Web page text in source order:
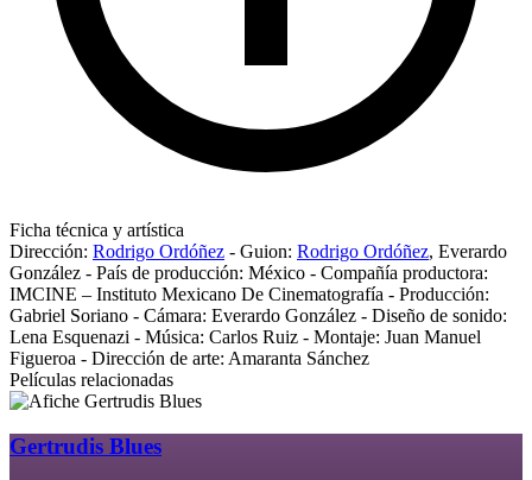
Ficha técnica y artística
Dirección: Rodrigo Ordóñez - Guion: Rodrigo Ordóñez, Everardo
González - País de producción: México - Compañía productora:
IMCINE – Instituto Mexicano De Cinematografía - Producción:
Gabriel Soriano - Cámara: Everardo González - Diseño de sonido:
Lena Esquenazi - Música: Carlos Ruiz - Montaje: Juan Manuel
Figueroa - Dirección de arte: Amaranta Sánchez
Películas relacionadas
Gertrudis Blues